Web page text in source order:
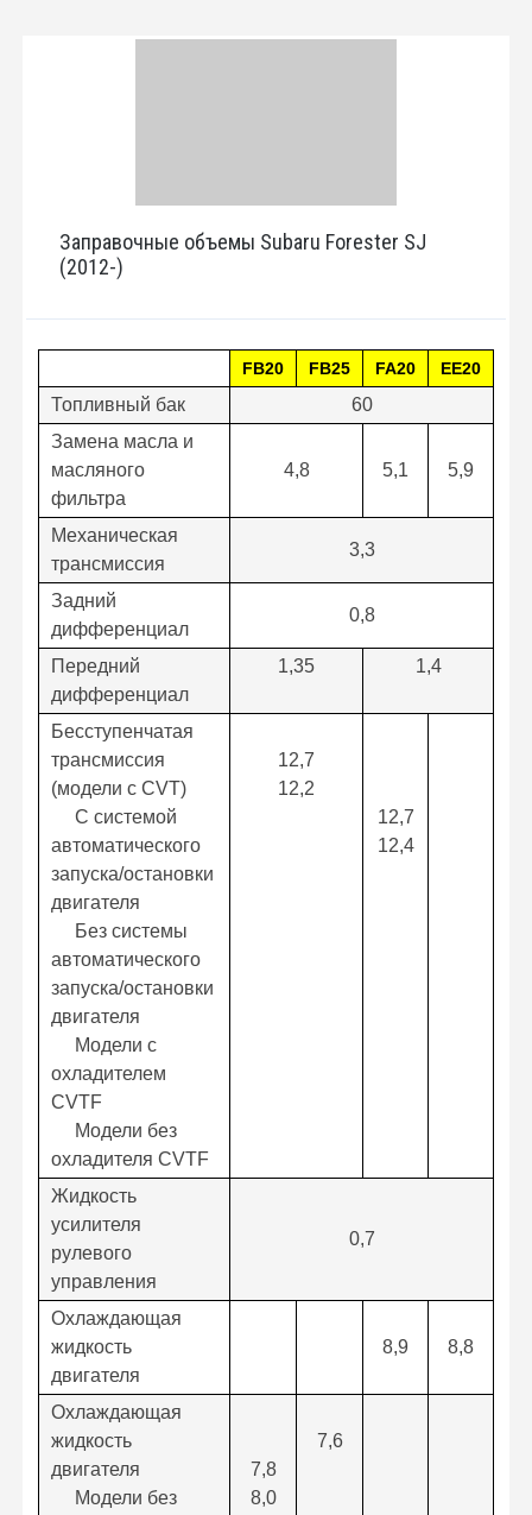
Заправочные объемы Subaru Forester SJ
(2012-)
FB20 FB25 FA20 EE20
Топливный бак
60
Замена масла и
масляного
фильтра
4,8 5,1 5,9
Механическая
трансмиссия
3,3
Задний
дифференциал
0,8
Передний
дифференциал
1,35 1,4
Бесступенчатая
трансмиссия
(модели с CVT)
С системой
автоматического
запуска/остановки
двигателя
Без системы
автоматического
запуска/остановки
двигателя
Модели с
охладителем
CVTF
Модели без
охладителя CVTF
12,7
12,2
12,7
12,4
Жидкость
усилителя
рулевого
управления
0,7
Охлаждающая
жидкость
двигателя
8,9 8,8
Охлаждающая
жидкость
двигателя
Модели без
7,8
8,0
7,6